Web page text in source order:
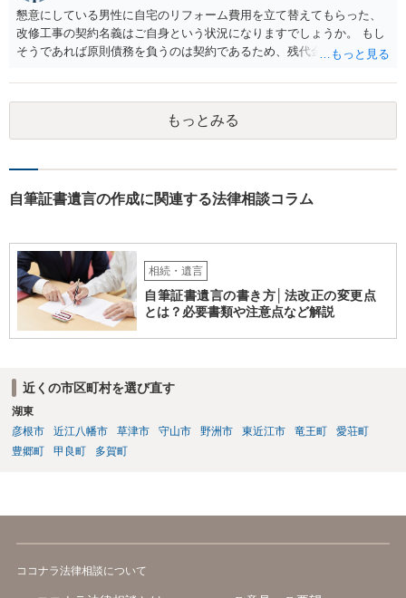
懇意にしている男性に自宅のリフォーム費用を立て替えてもらった、
改修工事の契約名義はご自身という状況になりますでしょうか。 もし
そうであれば原則債務を負うのは契約であるため、残代金を捻出して
ます。 入籍した場合でも、原則契約者が単独で全ての債務を負うこと
には変わりがありません。 なかなか対応に難しい案件であり、公開の
場でアドバイスを行うのも限界があるように思われますので、資料等
を持参のうえ個別に弁護士に相談されることをお勧めします。
もっとみる
自筆証書遺言の作成に関連する法律相談コラム
相続・遺言
自筆証書遺言の書き方│法改正の変更点
とは？必要書類や注意点など解説
近くの市区町村を選び直す
湖東
彦根市
近江八幡市 草津市 守山市 野洲市 東近江市 竜王町
愛荘町
豊郷町
甲良町 多賀町
ココナラ法律相談について